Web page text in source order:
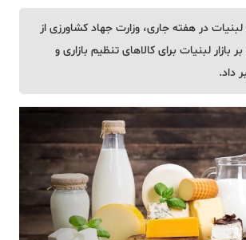
در هفته جاری، وزارت جهاد کشاورزی از
لبنیات برای کالاهای تنظیم بازاری و
داد.